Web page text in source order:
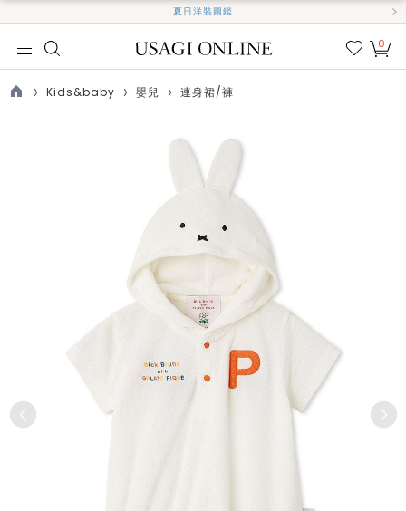
夏日洋裝圖鑑
我的
0
Kids&baby 嬰兒 連身裙/褲